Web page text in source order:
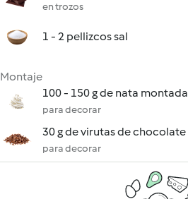
en trozos
1 - 2 pellizcos sal
Montaje
100 - 150 g de nata montada
para decorar
30 g de virutas de chocolate
para decorar